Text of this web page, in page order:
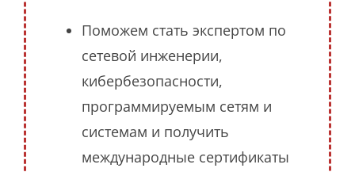
Поможем стать экспертом по
сетевой инженерии,
кибербезопасности,
программируемым сетям и
системам и получить
международные сертификаты